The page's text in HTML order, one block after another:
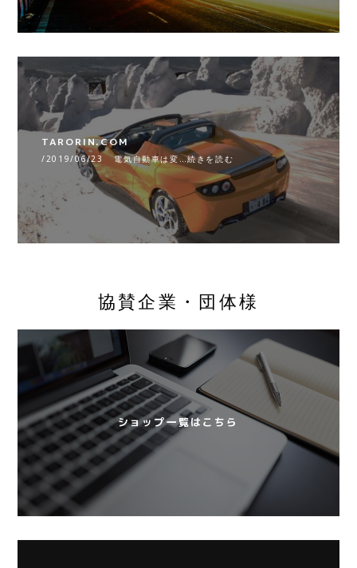
TARORIN.COM
/2019/06/23 電気自動車は変…続きを読む
協賛企業・団体様
ショップ一覧はこちら